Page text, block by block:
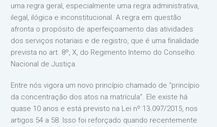
uma regra geral, especialmente uma regra administrativa,
ilegal, ilógica e inconstitucional. A regra em questão
afronta o propósito de aperfeiçoamento das atividades
dos serviços notariais e de registro, que é uma finalidade
prevista no art. 8º, X, do Regimento Interno do Conselho
Nacional de Justiça.
Entre nós vigora um novo princípio chamado de “princípio
da concentração dos atos na matrícula”. Ele existe há
quase 10 anos e está previsto na Lei nº 13.097/2015, nos
artigos 54 a 58. Isso foi reforçado quando recentemente